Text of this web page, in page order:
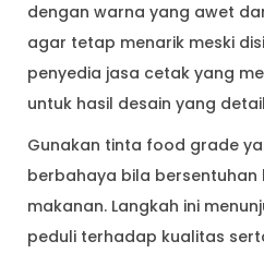
dengan warna yang awet
agar tetap menarik meski
penyedia jasa cetak yang
untuk hasil desain yang
Gunakan tinta food grade
berbahaya bila bersentuhan
makanan. Langkah ini
peduli terhadap kualitas